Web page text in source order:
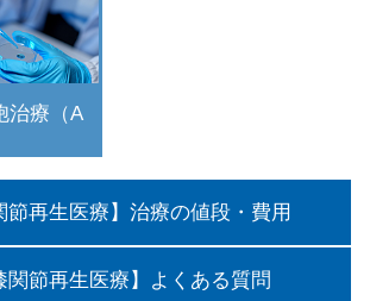
治療（A
節再生医療】治療の値段・費用
関節再生医療】よくある質問